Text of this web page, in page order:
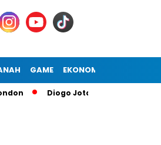
GAME EKONOMI
Diogo Jota Dies in Car Accident in